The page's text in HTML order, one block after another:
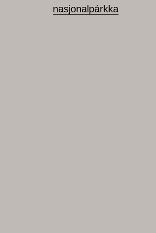
nasjonalpárkka